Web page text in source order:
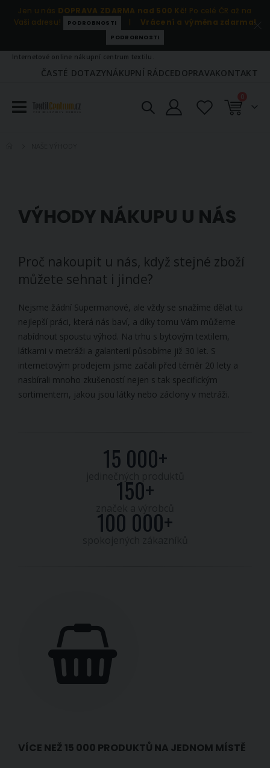
Jen u nás DOPRAVA ZDARMA nad 500 Kč! Po celé ČR až na
Vaši adresu!
PODROBNOSTI | Vrácení a výměna zdarma!
PODROBNOSTI
Internetové online nákupní centrum textilu.
ČASTÉ DOTAZYNÁKUPNÍ RÁDCEDOPRAVAKONTAKT
Košík
0položky
VÝHODY NÁKUPU U NÁS
Proč nakoupit u nás, když stejné zboží
můžete sehnat i jinde?
Nejsme žádní Supermanové, ale vždy se snažíme dělat tu
nejlepší práci, která nás baví, a díky tomu Vám můžeme
nabídnout spoustu výhod. Na trhu s bytovým textilem,
látkami v metráži a galanterií působíme již 30 let. S
internetovým prodejem jsme začali před téměr 20 lety a
nasbírali mnoho zkušeností nejen s tak specifickým
sortimentem, jakou jsou látky nebo záclony v metráži.
15 000+
150+
100 000+
VÍCE NEŽ 15 000 PRODUKTŮ NA JEDNOM MÍSTĚ